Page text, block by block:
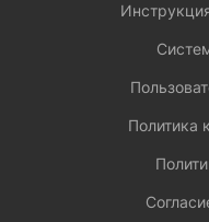
Политика